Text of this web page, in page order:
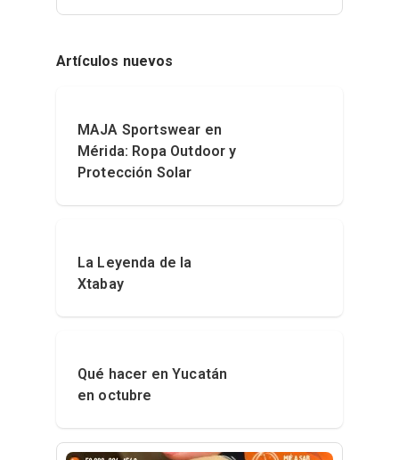
Artículos nuevos
MAJA Sportswear en
Mérida: Ropa Outdoor y
Protección Solar
La Leyenda de la
Xtabay
Qué hacer en Yucatán
en octubre